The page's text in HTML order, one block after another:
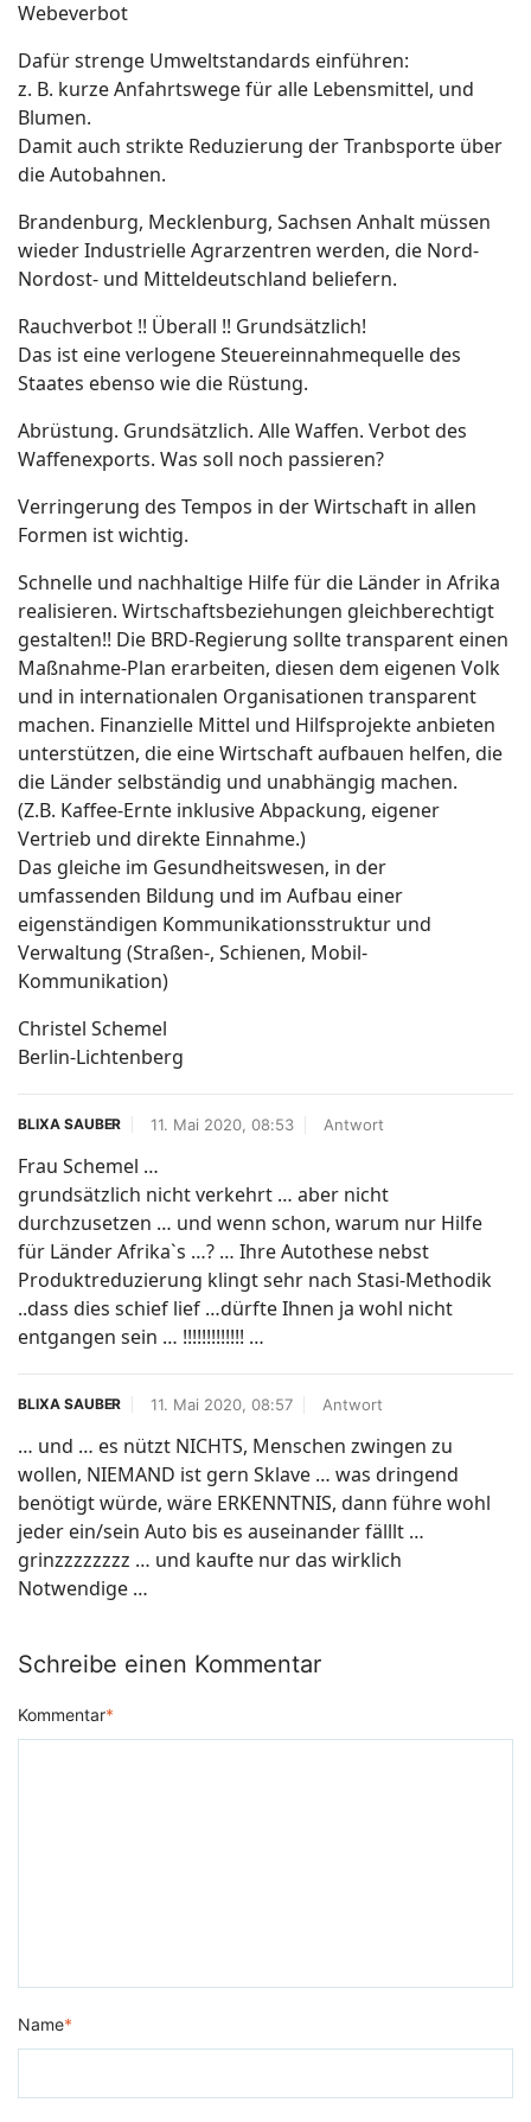
Webeverbot
Dafür strenge Umweltstandards einführen:
z. B. kurze Anfahrtswege für alle Lebensmittel, und
Blumen.
Damit auch strikte Reduzierung der Tranbsporte über
die Autobahnen.
Brandenburg, Mecklenburg, Sachsen Anhalt müssen
wieder Industrielle Agrarzentren werden, die Nord-
Nordost- und Mitteldeutschland beliefern.
Rauchverbot !! Überall !! Grundsätzlich!
Das ist eine verlogene Steuereinnahmequelle des
Staates ebenso wie die Rüstung.
Abrüstung. Grundsätzlich. Alle Waffen. Verbot des
Waffenexports. Was soll noch passieren?
Verringerung des Tempos in der Wirtschaft in allen
Formen ist wichtig.
Schnelle und nachhaltige Hilfe für die Länder in Afrika
realisieren. Wirtschaftsbeziehungen gleichberechtigt
gestalten!! Die BRD-Regierung sollte transparent einen
Maßnahme-Plan erarbeiten, diesen dem eigenen Volk
und in internationalen Organisationen transparent
machen. Finanzielle Mittel und Hilfsprojekte anbieten
unterstützen, die eine Wirtschaft aufbauen helfen, die
die Länder selbständig und unabhängig machen.
(Z.B. Kaffee-Ernte inklusive Abpackung, eigener
Vertrieb und direkte Einnahme.)
Das gleiche im Gesundheitswesen, in der
umfassenden Bildung und im Aufbau einer
eigenständigen Kommunikationsstruktur und
Verwaltung (Straßen-, Schienen, Mobil-
Kommunikation)
Christel Schemel
Berlin-Lichtenberg
BLIXA SAUBER 11. Mai 2020, 08:53 Antwort
Frau Schemel …
grundsätzlich nicht verkehrt … aber nicht
durchzusetzen … und wenn schon, warum nur Hilfe
für Länder Afrika`s …? … Ihre Autothese nebst
Produktreduzierung klingt sehr nach Stasi-Methodik
..dass dies schief lief …dürfte Ihnen ja wohl nicht
entgangen sein … !!!!!!!!!!!!! …
BLIXA SAUBER 11. Mai 2020, 08:57 Antwort
… und … es nützt NICHTS, Menschen zwingen zu
wollen, NIEMAND ist gern Sklave … was dringend
benötigt würde, wäre ERKENNTNIS, dann führe wohl
jeder ein/sein Auto bis es auseinander fälllt …
grinzzzzzzzz … und kaufte nur das wirklich
Notwendige …
Schreibe einen Kommentar
Kommentar*
Name*